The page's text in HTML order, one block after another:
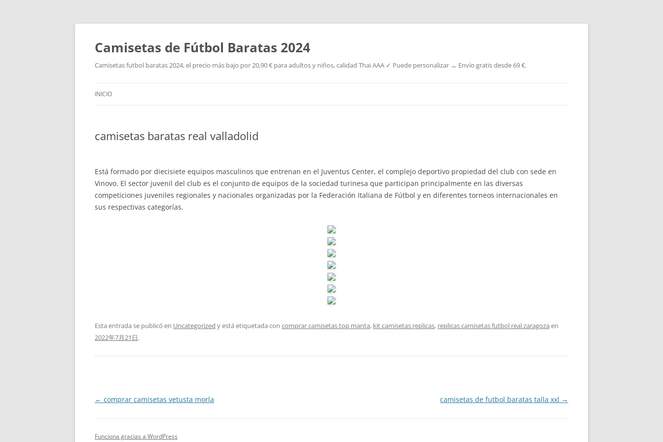
Camisetas de Fútbol Baratas 2024
Camisetas futbol baratas 2024, el precio más bajo por 20,90 € para adultos y niños, calidad Thai AAA ✓ Puede personalizar → Envío gratis desde 69 €.
INICIO
camisetas baratas real valladolid
Está formado por diecisiete equipos masculinos que entrenan en el Juventus Center, el complejo deportivo propiedad del club con sede en
Vinovo. El sector juvenil del club es el conjunto de equipos de la sociedad turinesa que participan principalmente en las diversas
competiciones juveniles regionales y nacionales organizadas por la Federación Italiana de Fútbol y en diferentes torneos internacionales en
sus respectivas categorías.
Esta entrada se publicó en Uncategorized y está etiquetada con comprar camisetas top manta, kit camisetas replicas, replicas camisetas futbol real zaragoza en
2022年7月21日.
Navegación
← comprar camisetas vetusta morla camisetas de futbol baratas talla xxl →
Funciona gracias a WordPress